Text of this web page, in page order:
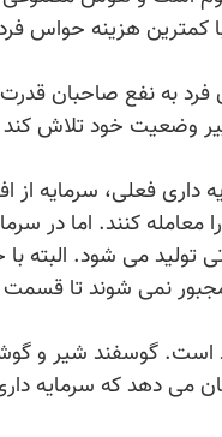
هزینه حواس
فرد به نفع صاحبان
وضعیت خود تلاش
داری فعلی، سرمایه از
کنند. اما در
تولید می شود. البته
نمی شوند تا
گوسفند شیر و
دهد که سرمایه داری